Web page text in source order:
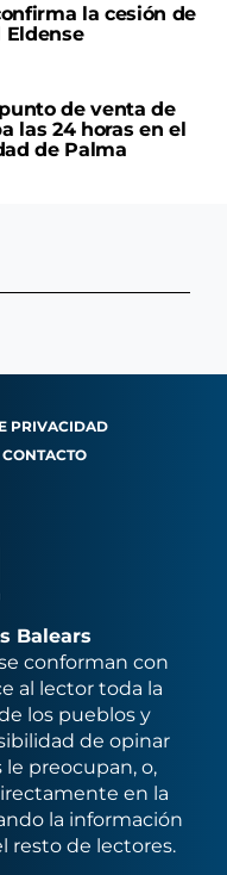
la cesión de
Eldense
de venta de
las 24 horas en el
de Palma
PRIVACIDAD
CONTACTO
Balears
conforman con
al lector toda la
los pueblos y
de opinar
preocupan, o,
en la
la información
resto de lectores.